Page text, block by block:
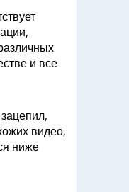
и все
видео,
ниже